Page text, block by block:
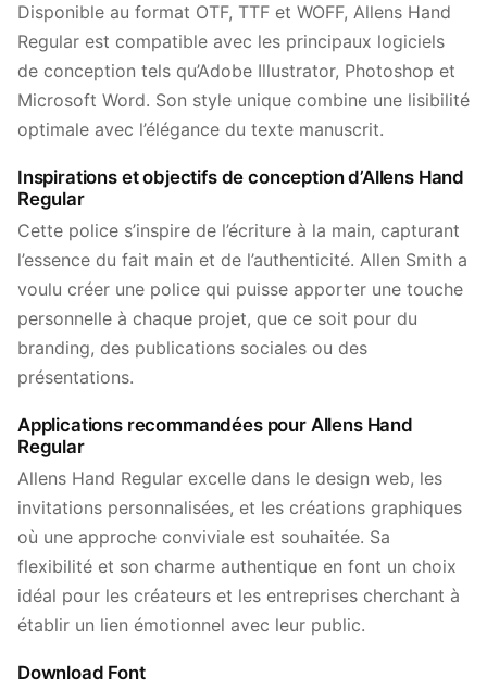
Disponible au format OTF, TTF et WOFF, Allens Hand
Regular est compatible avec les principaux logiciels
de conception tels qu’Adobe Illustrator, Photoshop et
Microsoft Word. Son style unique combine une lisibilité
optimale avec l’élégance du texte manuscrit.
Inspirations et objectifs de conception d’Allens Hand
Regular
Cette police s’inspire de l’écriture à la main, capturant
l’essence du fait main et de l’authenticité. Allen Smith a
voulu créer une police qui puisse apporter une touche
personnelle à chaque projet, que ce soit pour du
branding, des publications sociales ou des
présentations.
Applications recommandées pour Allens Hand
Regular
Allens Hand Regular excelle dans le design web, les
invitations personnalisées, et les créations graphiques
où une approche conviviale est souhaitée. Sa
flexibilité et son charme authentique en font un choix
idéal pour les créateurs et les entreprises cherchant à
établir un lien émotionnel avec leur public.
Download Font